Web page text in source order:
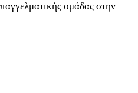
ομάδας στην